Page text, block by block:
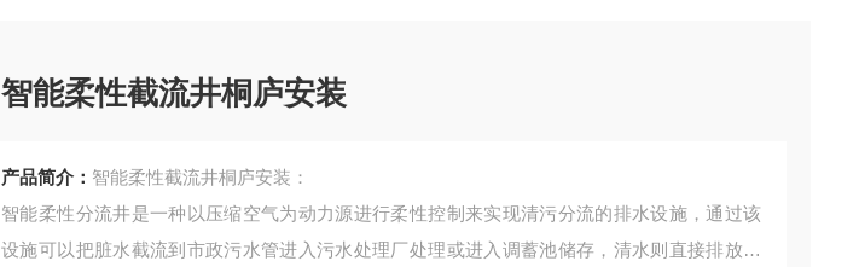
智能柔性截流井桐庐安装
产品简介： 智能柔性截流井桐庐安装：
智能柔性分流井是一种以压缩空气为动力源进行柔性控制来实现清污分流的排水设施，通过该
设施可以把脏水截流到市政污水管进入污水处理厂处理或进入调蓄池储存，清水则直接排放到